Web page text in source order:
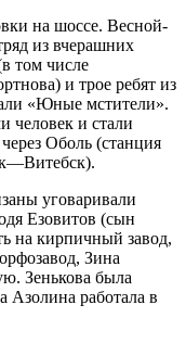
на шоссе. Весной-
из вчерашних
том числе
и трое ребят из
«Юные мстители».
человек и стали
Оболь (станция
уговаривали
Езовитов (сын
на кирпичный завод,
Зина
Зенькова была
работала в